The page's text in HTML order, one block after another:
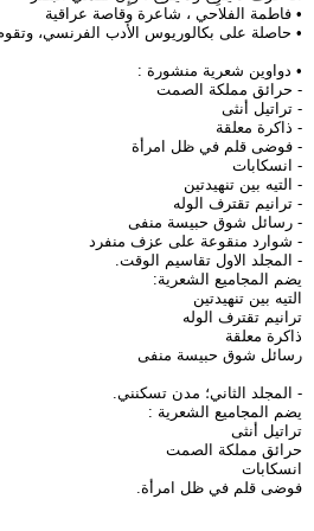
• فاطمة الفلاحي ، شاعرة وقاصة عراقية
• حاصلة على بكالوريوس الأدب الفرنسي،
• دواوين شعرية منشورة :
- حرائق مملكة الصمت
- تراتيل أنثى
- ذاكرة معلقة
- فوضى قلم في ظل امرأة
- انسكابات
- التيه بين تنهيدتين
- ترانيم تقترف الوله
- رسائل شوق حبيسة منفى
- شوارد منقوعة على عزف منفرد
- المجلد الاول تقاسيم الوقت.
يضم المجاميع الشعرية:
التيه بين تنهيدتين
ترانيم تقترف الوله
ذاكرة معلقة
رسائل شوق حبيسة منفى
- المجلد الثاني؛ مدن تسكنني.
يضم المجاميع الشعرية :
تراتيل أنثى
حرائق مملكة الصمت
انسكابات
فوضى قلم في ظل امرأة.